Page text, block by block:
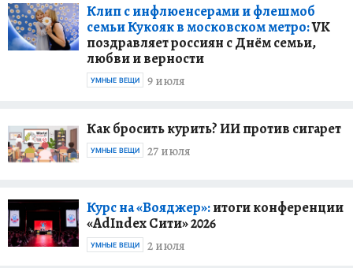
Клип с инфлюенсерами и флешмоб
семьи Кукояк в московском метро:VK
поздравляет россиян с Днём семьи,
любви и верности
9 июля
УМНЫЕ ВЕЩИ
Как бросить курить? ИИ против сигарет
27 июля
УМНЫЕ ВЕЩИ
Курс на «Вояджер»:итоги конференции
«AdIndex Сити» 2026
2 июля
УМНЫЕ ВЕЩИ